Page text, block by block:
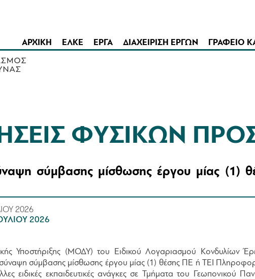
ΑΡΧΙΚΗ ΕΛΚΕ ΕΡΓΑ ΔΙΑΧΕΙΡΙΣΗ ΕΡΓΩΝ ΓΡΑΦΕΙΟ
ΦΥΣΙΚΩΝ
σύμβασης μίσθωσης έργου μίας (1)
2026
2026
Υποστήριξης (ΜΟΔΥ) του Ειδικού Λογαριασμού Κονδυλίων
σύμβασης μίσθωσης έργου μίας (1) θέσης ΠΕ ή ΤΕΙ
ειδικές εκπαιδευτικές ανάγκες σε Τμήματα του Γεωπονικού